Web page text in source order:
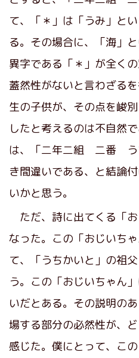
て、「＊」は「うみ」と
る。その場合に、「海」
異字である「＊」が全く
蓋然性がないと言わざる
生の子供が、その点を峻
したと考えるのは不自然
は、「二年二組 二番 う
き間違いである、と結論
いかと思う。
ただ、詩に出てくる「
なった。この「おじいち
て、「うちかいと」の祖
う。この「おじいちゃん
いだとある。その説明の
場する部分の必然性が、
感じた。僕にとって、こ